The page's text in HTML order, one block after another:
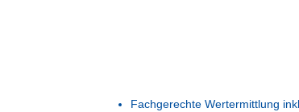
Fachgerechte Wertermittlung